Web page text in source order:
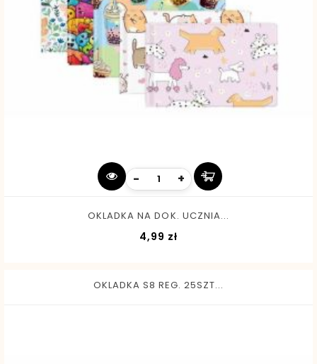
- +
OKLADKA NA DOK. UCZNIA...
4,99 złCena
OKLADKA S8 REG. 25SZT...